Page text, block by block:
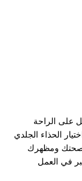
على الراحة
الحذاء الجلدي
ومظهرك
في العمل